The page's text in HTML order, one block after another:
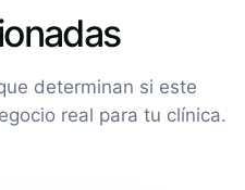
determinan si este
real para tu clínica.